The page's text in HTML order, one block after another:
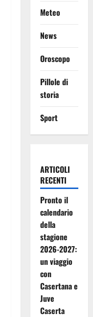
Meteo
News
Oroscopo
Pillole di
storia
Sport
ARTICOLI
RECENTI
Pronto il
calendario
della
stagione
2026-2027:
un viaggio
con
Casertana e
Juve
Caserta